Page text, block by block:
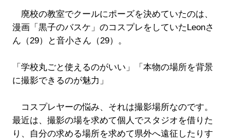
廃校の教室でクールにポーズを決めていたのは、
漫画「黒子のバスケ」のコスプレをしていたLeonさ
ん（29）と音小さん（29）。
「学校丸ごと使えるのがいい」「本物の場所を背景
に撮影できるのが魅力」
コスプレヤーの悩み、それは撮影場所なのです。
最近は、撮影の場を求めて個人でスタジオを借りた
り、自分の求める場所を求めて県外へ遠征したりす